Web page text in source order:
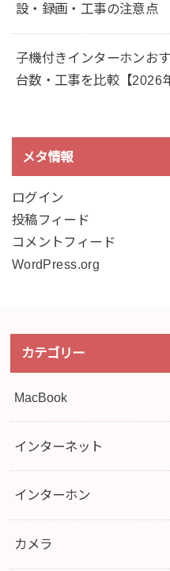
設・録画・工事の注意点
子機付きインターホンお
台数・工事を比較【2026
メタ情報
ログイン
投稿フィード
コメントフィード
WordPress.org
カテゴリー
MacBook
インターネット
インターホン
カメラ